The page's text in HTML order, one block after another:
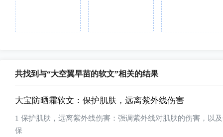
共找到与“大空翼早苗的软文”相关的结果
大宝防晒霜软文：保护肌肤，远离紫外线伤害
1 保护肌肤，远离紫外线伤害：强调紫外线对肌肤的伤害，以及使用大宝防晒霜的重要性。您可以提到产品含有维生素C和抗氧化成分，有助于
保